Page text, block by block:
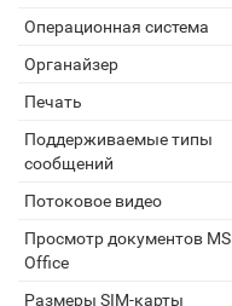
Операционная система
Органайзер
Печать
Поддерживаемые типы
сообщений
Потоковое видео
Просмотр документов MS
Office
Размеры SIM-карты